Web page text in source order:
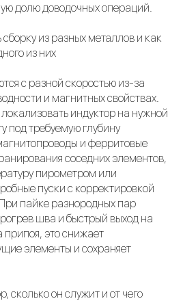
долю доводочных операций.
из разных металлов и как
из них
с разной скоростью из-за
и магнитных свойствах.
индуктор на нужной
под требуемую глубину
и ферритовые
соседних элементов,
пирометром или
пуски с корректировкой
пайке разнородных пар
шва и быстрый выход на
это снижает
элементы и сохраняет
сколько он служит и от чего